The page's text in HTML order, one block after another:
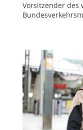
Vorsitzender des